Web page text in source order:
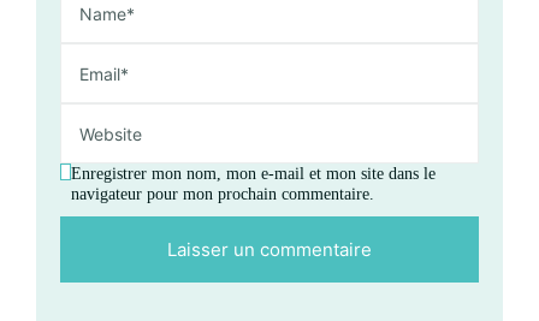
Enregistrer mon nom, mon e-mail et mon site dans le
navigateur pour mon prochain commentaire.